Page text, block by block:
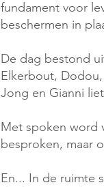
fundament voor
beschermen in
De dag bestond
Elkerbout,
Jong en Gianni
Met spoken word
besproken, maar
En... In de ruimte